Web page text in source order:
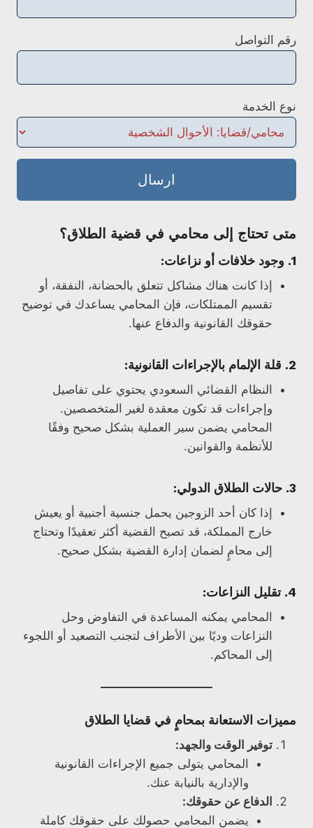
رقم التواصل
نوع الخدمة
ارسال
متى تحتاج إلى محامي في قضية الطلاق؟
1. وجود خلافات أو نزاعات:
إذا كانت هناك مشاكل تتعلق بالحضانة، النفقة، أو
تقسيم الممتلكات، فإن المحامي يساعدك في توضيح
حقوقك القانونية والدفاع عنها.
2. قلة الإلمام بالإجراءات القانونية:
النظام القضائي السعودي يحتوي على تفاصيل
وإجراءات قد تكون معقدة لغير المتخصصين.
المحامي يضمن سير العملية بشكل صحيح وفقًا
للأنظمة والقوانين.
3. حالات الطلاق الدولي:
إذا كان أحد الزوجين يحمل جنسية أجنبية أو يعيش
خارج المملكة، قد تصبح القضية أكثر تعقيدًا وتحتاج
إلى محامٍ لضمان إدارة القضية بشكل صحيح.
4. تقليل النزاعات:
المحامي يمكنه المساعدة في التفاوض وحل
النزاعات وديًا بين الأطراف لتجنب التصعيد أو اللجوء
إلى المحاكم.
مميزات الاستعانة بمحامٍ في قضايا الطلاق
توفير الوقت والجهد:
المحامي يتولى جميع الإجراءات القانونية
والإدارية بالنيابة عنك.
الدفاع عن حقوقك:
يضمن المحامي حصولك على حقوقك كاملة